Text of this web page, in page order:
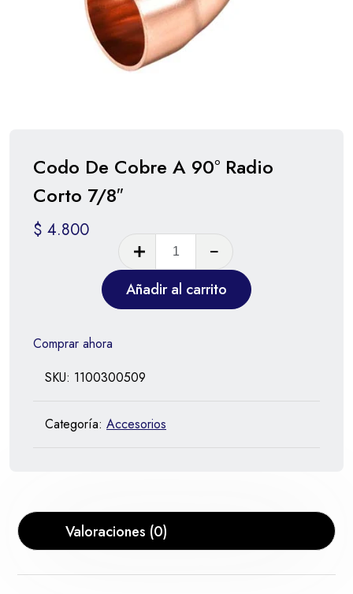
Codo De Cobre A 90° Radio
Corto 7/8″
$ 4.800
Añadir al carrito
Comprar ahora
SKU: 1100300509
Categoría: Accesorios
Valoraciones (0)